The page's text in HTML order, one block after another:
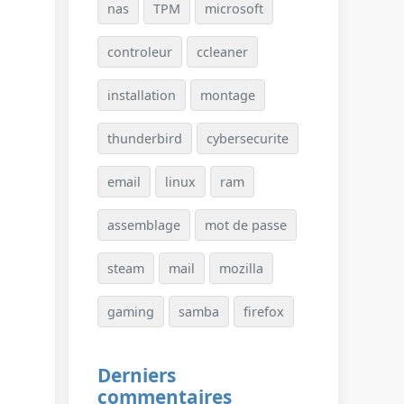
nas TPM microsoft
controleur ccleaner
installation montage
thunderbird cybersecurite
email linux ram
assemblage mot de passe
steam mail mozilla
gaming samba firefox
Derniers
commentaires